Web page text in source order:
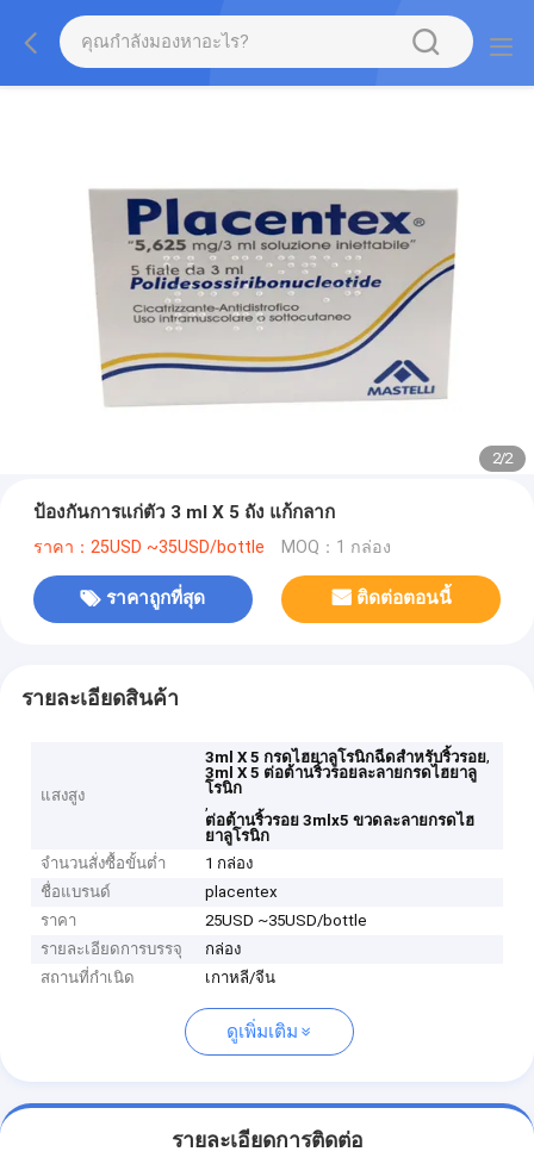
2/2
ป้องกันการแก่ตัว 3 ml X 5 ถัง แก้กลาก
ราคา：25USD ~35USD/bottle MOQ：1 กล่อง
ราคาถูกที่สุด ติดต่อตอนนี้
รายละเอียดสินค้า
แสงสูง
3ml X 5 กรดไฮยาลูโรนิกฉีดสำหรับริ้วรอย,
3ml X 5 ต่อต้านริ้วรอยละลายกรดไฮยาลู
โรนิก
,
ต่อต้านริ้วรอย 3mlx5 ขวดละลายกรดไฮ
ยาลูโรนิก
จำนวนสั่งซื้อขั้นต่ำ
1 กล่อง
ชื่อแบรนด์
placentex
ราคา
25USD ~35USD/bottle
รายละเอียดการบรรจุ
กล่อง
สถานที่กำเนิด
เกาหลี/จีน
ดูเพิ่มเติม
รายละเอียดการติดต่อ